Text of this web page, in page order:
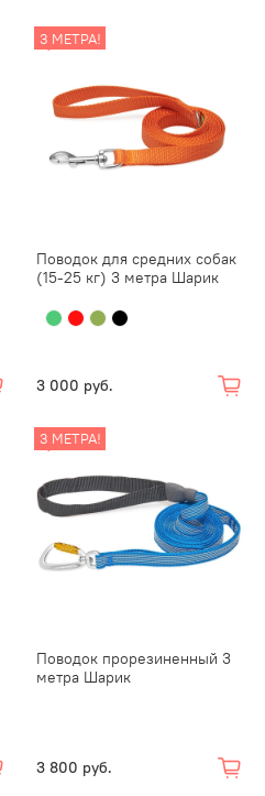
3 МЕТРА!
Поводок для средних собак
(15-25 кг) 3 метра Шарик
3 000 руб.
3 МЕТРА!
Поводок прорезиненный 3
метра Шарик
3 800 руб.